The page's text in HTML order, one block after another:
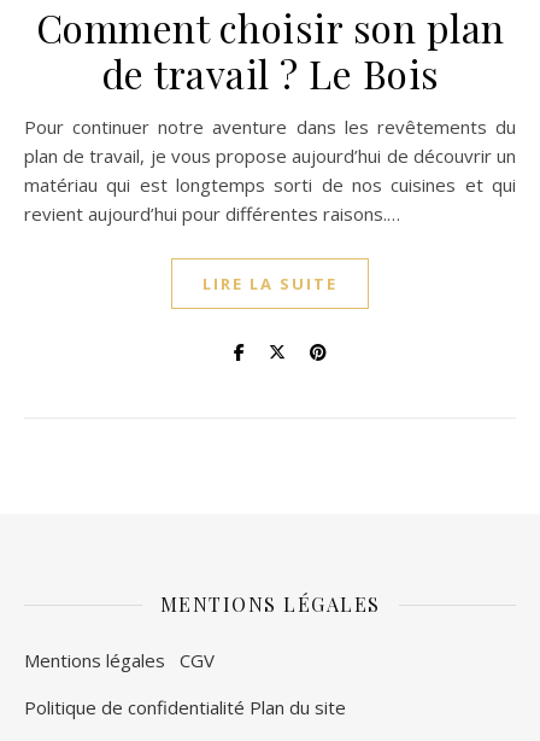
Comment choisir son plan
de travail ? Le Bois
Pour continuer notre aventure dans les revêtements du
plan de travail, je vous propose aujourd’hui de découvrir un
matériau qui est longtemps sorti de nos cuisines et qui
revient aujourd’hui pour différentes raisons.…
LIRE LA SUITE
MENTIONS LÉGALES
Mentions légales CGV
Politique de confidentialité Plan du site